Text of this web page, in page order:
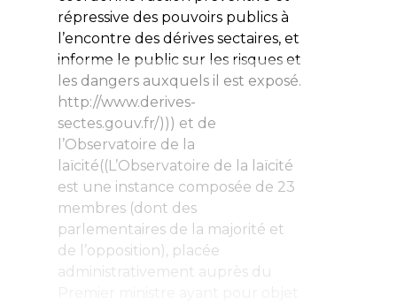
répressive des pouvoirs publics à
l’encontre des dérives sectaires, et
informe le public sur les risques et
les dangers auxquels il est exposé.
http://www.derives-
sectes.gouv.fr/))) et de
l’Observatoire de la
laïcité((L’Observatoire de la laïcité
est une instance composée de 23
membres (dont des
parlementaires de la majorité et
de l’opposition), placée
administrativement auprès du